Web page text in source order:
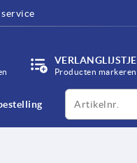
VERLANGLIJSTJE
Producten markeren
productCode